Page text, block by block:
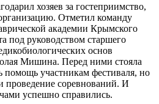
хозяев за гостеприимство,
Отметил команду
академии Крымского
под руководством старшего
основ
Мишина. Перед ними стояла
помощь участникам фестиваля, но
проведение соревнований. И
успешно справились.